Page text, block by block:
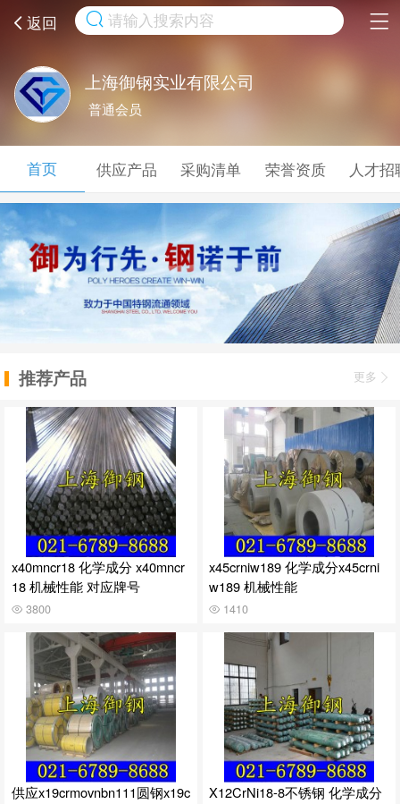
返回 取消
上海御钢实业有限公司
普通会员
首页 供应产品 采购清单 荣誉资质 人才招
推荐产品 更多
x40mncr18 化学成分 x40mncr
18 机械性能 对应牌号
3800
x45crniw189 化学成分x45crni
w189 机械性能
1410
供应x19crmovnbn111圆钢x19c
X12CrNi18-8不锈钢 化学成分